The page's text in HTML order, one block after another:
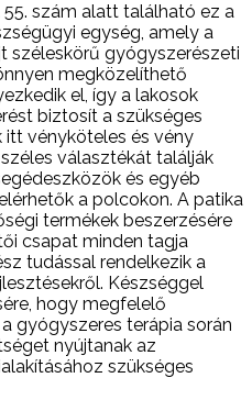
szám alatt található ez a
egység, amely a
széleskörű gyógyszerészeti
megközelíthető
el, így a lakosok
biztosít a szükséges
itt vényköteles és vény
választékát találják
és egyéb
a polcokon. A patika
termékek beszerzésére
csapat minden tagja
tudással rendelkezik a
Készséggel
hogy megfelelő
gyógyszeres terápia során
nyújtanak az
szükséges